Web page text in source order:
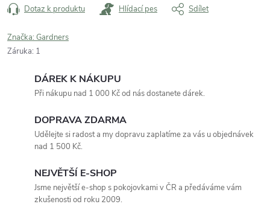
Dotaz k produktu Hlídací pes Sdílet
Značka: Gardners
Záruka: 1
DÁREK K NÁKUPU
Při nákupu nad 1 000 Kč od nás dostanete dárek.
DOPRAVA ZDARMA
Udělejte si radost a my dopravu zaplatíme za vás u objednávek
nad 1 500 Kč.
NEJVĚTŠÍ E-SHOP
Jsme největší e-shop s pokojovkami v ČR a předáváme vám
zkušenosti od roku 2009.